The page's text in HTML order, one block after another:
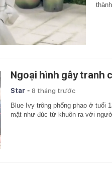
Ngoại hình gây tranh
Star - 8 tháng trước
Blue Ivy trông phổng phao ở tuổi
mặt như đúc từ khuôn ra với